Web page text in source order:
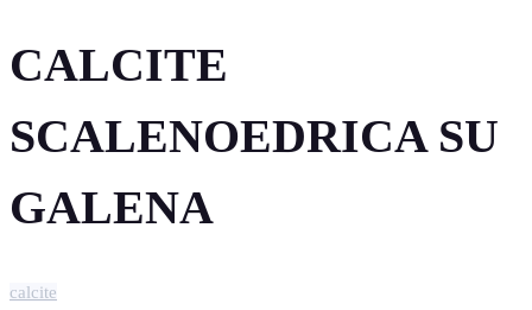
CALCITE
SCALENOEDRICA SU
GALENA
calcite